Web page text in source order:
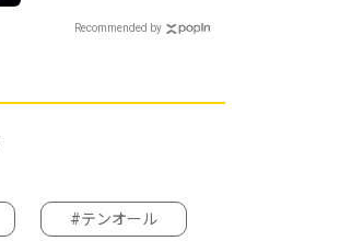
い」＜卓球・WTTチ
Recommended by
#テンオール